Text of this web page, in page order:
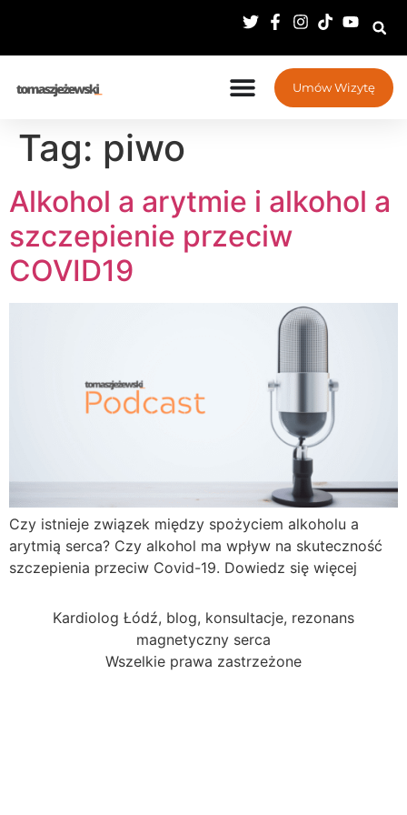
Umów Wizytę
Tag: piwo
Alkohol a arytmie i alkohol a
szczepienie przeciw
COVID19
Czy istnieje związek między spożyciem alkoholu a
arytmią serca? Czy alkohol ma wpływ na skuteczność
szczepienia przeciw Covid-19. Dowiedz się więcej
Kardiolog Łódź, blog, konsultacje, rezonans
magnetyczny serca
Wszelkie prawa zastrzeżone